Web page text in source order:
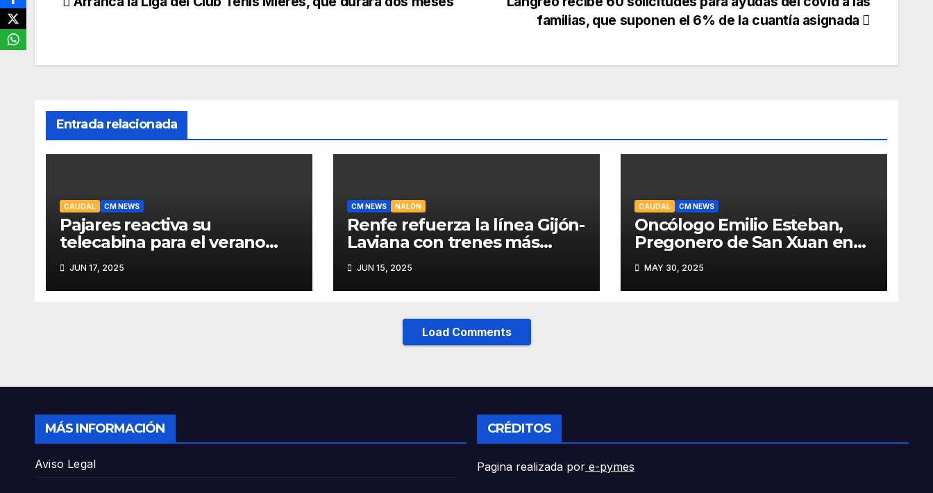
Navegación
entradas
familias, que suponen el 6% de la cuantía asignada
Entrada relacionada
CAUDAL CM NEWS
Pajares reactiva su
telecabina para el verano
con un amplio programa de
actividades
JUN 17, 2025
CM NEWS NALÓN
Renfe refuerza la línea Gijón-
Laviana con trenes más
fiables y mejor servicio para
recuperar viajeros
JUN 15, 2025
CAUDAL CM NEWS
Oncólogo Emilio Esteban,
Pregonero de San Xuan en
Mieres: Un Honor para Turón
y el HUCA
MAY 30, 2025
Load Comments
MÁS INFORMACIÓN
Aviso Legal
CRÉDITOS
Pagina realizada por e-pymes